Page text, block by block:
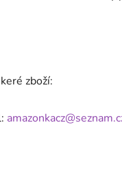
zboží: